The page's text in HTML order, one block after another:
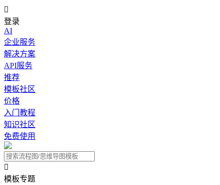

登录
AI
企业服务
解决方案
API服务
推荐
模板社区
价格
入门教程
知识社区
免费使用

模板专题